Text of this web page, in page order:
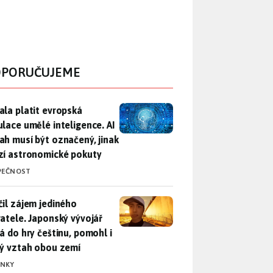
platit evropská regulace umělé inteligence. AI obsah
platit evropská
umělé inteligence. AI
musí být označený, jinak
astronomické pokuty
zájem jediného uživatele. Japonský vývojář přidá do hry
zájem jediného
Japonský vývojář
do hry češtinu, pomohl i
vztah obou zemí